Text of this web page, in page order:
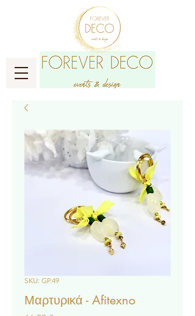
SKU: GP.49
Μαρτυρικά - Afitexno